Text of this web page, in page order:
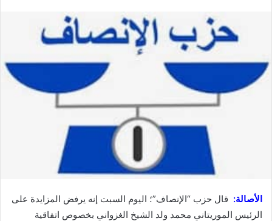
الأصالة: قال حزب “الإنصاف”؛ اليوم السبت إنه يرفض المزايدة على
الرئيس الموريتاني محمد ولد الشيخ الغزواني بخصوص اتفاقية